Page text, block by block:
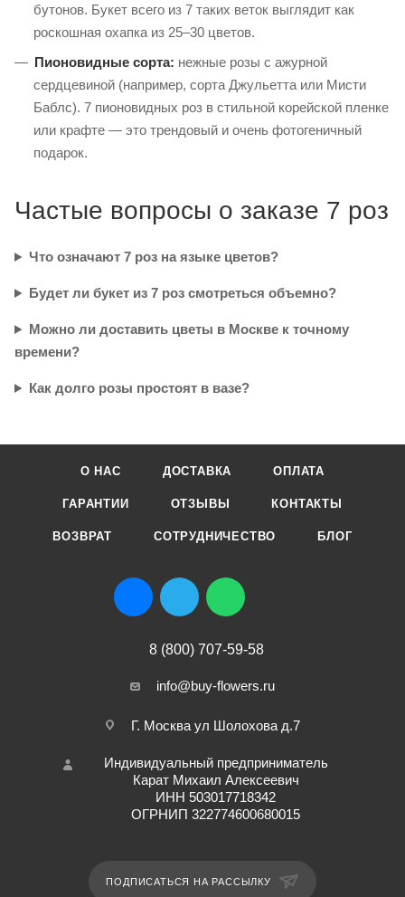
бутонов. Букет всего из 7 таких веток выглядит как
роскошная охапка из 25–30 цветов.
Пионовидные сорта: нежные розы с ажурной
сердцевиной (например, сорта Джульетта или Мисти
Баблс). 7 пионовидных роз в стильной корейской пленке
или крафте — это трендовый и очень фотогеничный
подарок.
Частые вопросы о заказе 7 роз
Что означают 7 роз на языке цветов?
Будет ли букет из 7 роз смотреться объемно?
Можно ли доставить цветы в Москве к точному
времени?
Как долго розы простоят в вазе?
О НАС ДОСТАВКА ОПЛАТА
ГАРАНТИИ ОТЗЫВЫ КОНТАКТЫ
ВОЗВРАТ СОТРУДНИЧЕСТВО БЛОГ
8 (800) 707-59-58
info@buy-flowers.ru
Г. Москва ул Шолохова д.7
Индивидуальный предприниматель
Карат Михаил Алексеевич
ИНН 503017718342
ОГРНИП 322774600680015
ПОДПИСАТЬСЯ НА РАССЫЛКУ